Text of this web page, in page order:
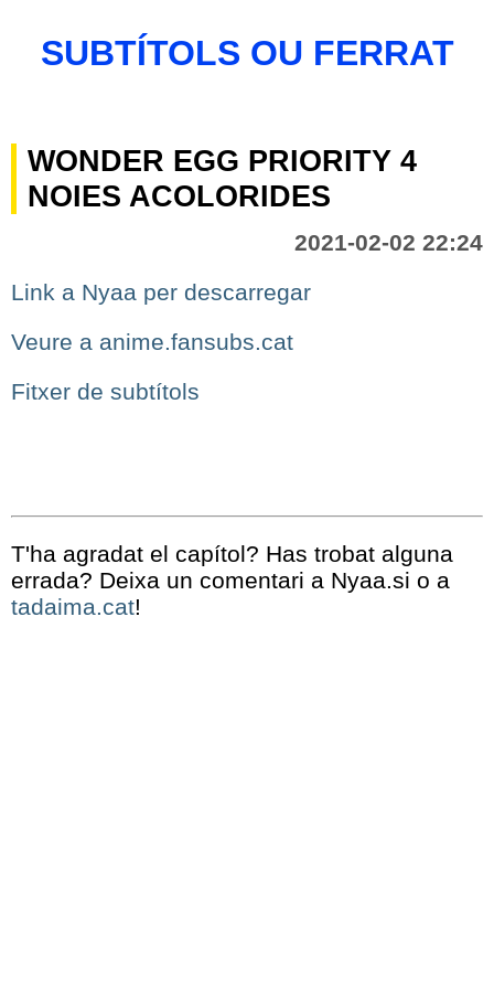
SUBTÍTOLS OU FERRAT
WONDER EGG PRIORITY 4
NOIES ACOLORIDES
2021-02-02 22:24
Link a Nyaa per descarregar
Veure a anime.fansubs.cat
Fitxer de subtítols
T'ha agradat el capítol? Has trobat alguna
errada? Deixa un comentari a Nyaa.si o a
tadaima.cat!